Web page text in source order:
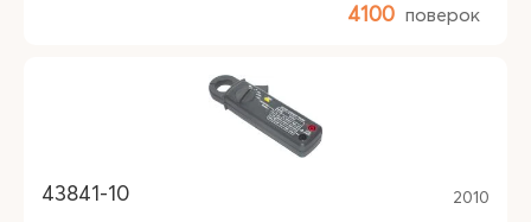
4100 поверок
43841-10 2010